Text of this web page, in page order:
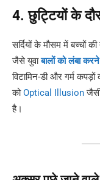
4. छुट्टियों के
सर्दियों के मौसम में बच्चों
जैसे युवाबालों को लंबा
विटामिन-डी और गर्म
कोOptical Illusion
है।